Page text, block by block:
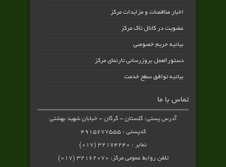
اخبار مناقصات و مزایدات مرکز
عضویت در کانال تاک مرکز
بیانیه حریم خصوصی
دستورالعمل بروزرسانی تارنمای مرکز
بیانیه توافق سطح خدمت
تماس با ما
آدرس پستی: گلستان - گرگان - خیابان شهید بهشتی
کدپستی : ۴۹۱۵۶۷۷۵۵۵
نمابر : ۳۲۱۷۴۲۴۰ (۰۱۷)
تلفن روابط عمومی مرکز: ۳۲۱۶۲۰۷۰ (۰۱۷)